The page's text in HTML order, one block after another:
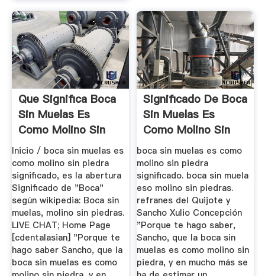
Que Significa Boca
Sin Muelas Es
Como Molino Sin
Piedra
Inicio / boca sin muelas es
como molino sin piedra
significado, es la abertura
Significado de "Boca"
según wikipedia: Boca sin
muelas, molino sin piedras.
LIVE CHAT; Home Page
[cdentalasian] "Porque te
hago saber Sancho, que la
boca sin muelas es como
Significado De Boca
Sin Muelas Es
Como Molino Sin
Piedra
boca sin muelas es como
molino sin piedra
significado. boca sin muela
eso molino sin piedras.
refranes del Quijote y
Sancho Xulio Concepción
"Porque te hago saber,
Sancho, que la boca sin
muelas es como molino sin
piedra, y en mucho más se